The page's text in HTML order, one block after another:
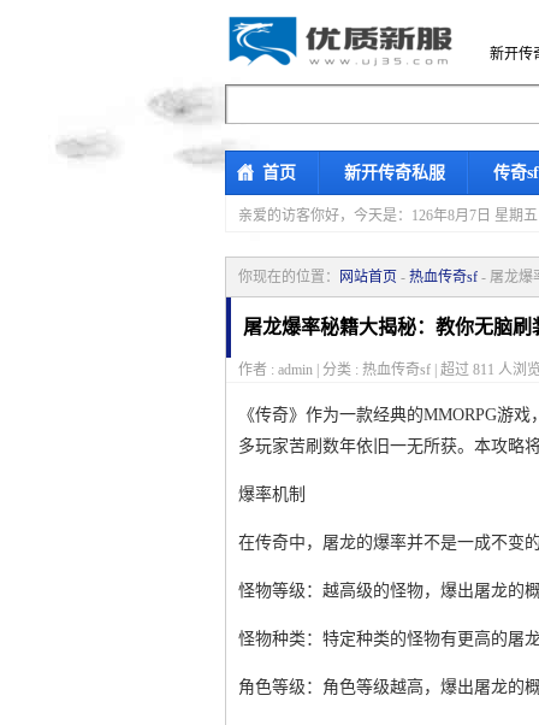
新开传
首页 新开传奇私服 传奇
亲爱的访客你好， 今天是：126年8月7日 星期
你现在的位置： 网站首页 - 热血传奇sf - 屠龙爆
屠龙爆率秘籍大揭秘：教你无脑
作者 : admin | 分类 : 热血传奇sf | 超过 811 人浏
《传奇》作为一款经典的MMORPG游
多玩家苦刷数年依旧一无所获。本攻略
爆率机制
在传奇中，屠龙的爆率并不是一成不变
怪物等级：越高级的怪物，爆出屠龙的
怪物种类：特定种类的怪物有更高的屠
角色等级：角色等级越高，爆出屠龙的